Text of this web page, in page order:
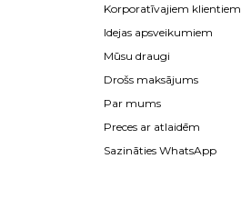
Korporatīvajiem klientiem
Idejas apsveikumiem
Mūsu draugi
Drošs maksājums
Par mums
Preces ar atlaidēm
Sazināties WhatsApp